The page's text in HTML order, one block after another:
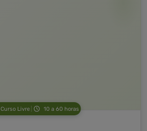
Curso Livre 10 a 60 horas